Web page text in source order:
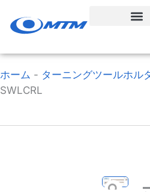
ン
ツ
へ
ホーム - ターニングツールホル
SWLCRL